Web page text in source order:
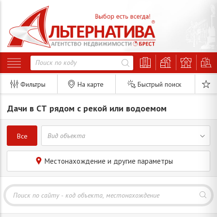
Фильтры На карте Быстрый поиск
Дачи в СТ рядом с рекой или водоемом
Все
Местонахождение и другие параметры